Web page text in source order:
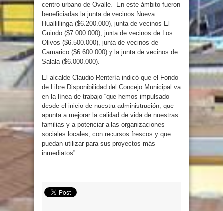
centro urbano de Ovalle. En este ámbito fueron
beneficiadas la junta de vecinos Nueva
Huallillinga ($6.200.000), junta de vecinos El
Guindo ($7.000.000), junta de vecinos de Los
Olivos ($6.500.000), junta de vecinos de
Camarico ($6.600.000) y la junta de vecinos de
Salala ($6.000.000).
El alcalde Claudio Rentería indicó que el Fondo
de Libre Disponibilidad del Concejo Municipal va
en la línea de trabajo “que hemos impulsado
desde el inicio de nuestra administración, que
apunta a mejorar la calidad de vida de nuestras
familias y a potenciar a las organizaciones
sociales locales, con recursos frescos y que
puedan utilizar para sus proyectos más
inmediatos”.